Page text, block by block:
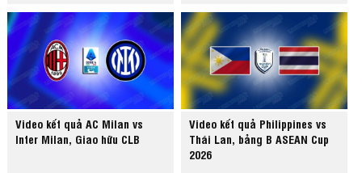
Video kết quả AC Milan vs
Inter Milan, Giao hữu CLB
Video kết quả Philippines vs
Thái Lan, bảng B ASEAN Cup
2026